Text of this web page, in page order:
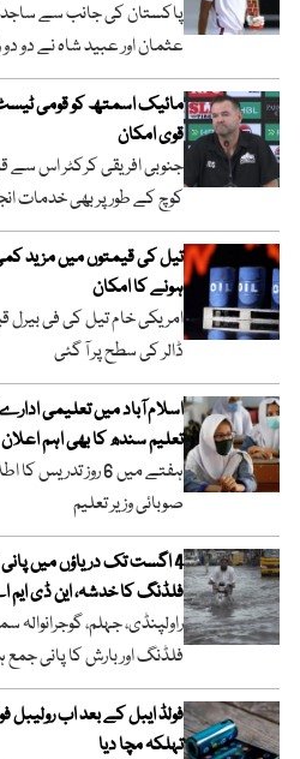
عثمان اور عبید شاہ نے دو
مائیک اسمتھ کو قومی
قوی امکان
جنوبی افریقی کرکٹر اس
کوچ کے طور پر بھی خدمات
تیل کی قیمتوں میں مزید
ہونے کا امکان
ڈالر کی سطح پر آ گئی
اسلام آباد میں تعلیمی
تعلیم سندھ کا بھی اہم اعلان
ہفتے میں 6 روز
صوبائی وزیر تعلیم
4 اگست تک دریاؤں میں
فلڈنگ کا خدشہ، این ڈی ایم
راولپنڈی، جہلم،
فلڈنگ اور بارش کا پانی
فولڈ ایبل کے بعد اب
تہلکہ مچا دیا